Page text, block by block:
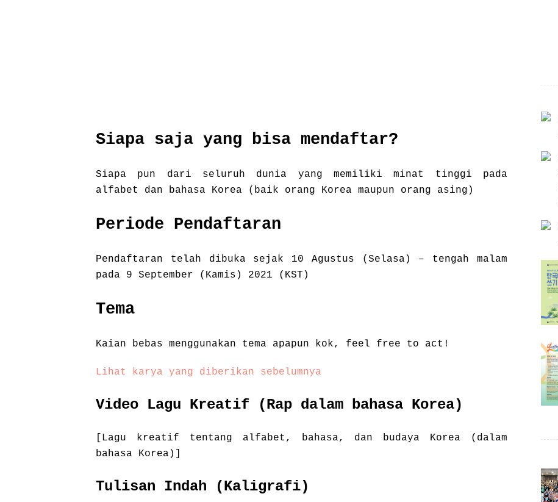
Siapa saja yang bisa mendaftar?
Siapa pun dari seluruh dunia yang memiliki minat tinggi pada
alfabet dan bahasa Korea (baik orang Korea maupun orang asing)
Periode Pendaftaran
Pendaftaran telah dibuka sejak 10 Agustus (Selasa) – tengah malam
pada 9 September (Kamis) 2021 (KST)
Tema
Kaian bebas menggunakan tema apapun kok, feel free to act!
Lihat karya yang diberikan sebelumnya
Video Lagu Kreatif (Rap dalam bahasa Korea)
[Lagu kreatif tentang alfabet, bahasa, dan budaya Korea (dalam
bahasa Korea)]
Tulisan Indah (Kaligrafi)